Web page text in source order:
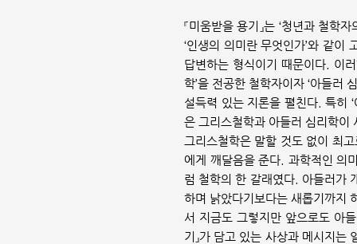
『미움받을 용기』는 ‘청년과 철학
‘인생의 의미란 무엇인가’와 같
답변하는 형식이기 때문이다. 이
학’을 전공한 철학자이자 ‘아들러
설득력 있는 지론을 펼친다. 특히
은 그리스철학과 아들러 심리학이
그리스철학은 말할 것도 없이 최
에게 깨달음을 준다. 과학적인 의
럼 철학의 한 갈래였다. 아들러가
하며 낡았다기보다는 새롭기까지
서 지금도 그렇지만 앞으로도 아
기』가 담고 있는 사상과 메시지